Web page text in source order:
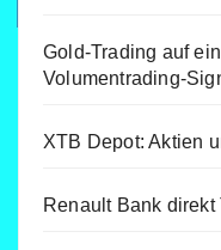
Gold-Trading auf
Volumentrading-
XTB Depot: Aktien
Renault Bank